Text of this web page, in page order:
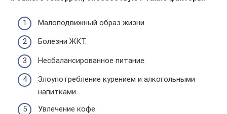
Малоподвижный образ жизни.
Болезни ЖКТ.
Несбалансированное питание.
Злоупотребление курением и алкогольными
напитками.
Увлечение кофе.